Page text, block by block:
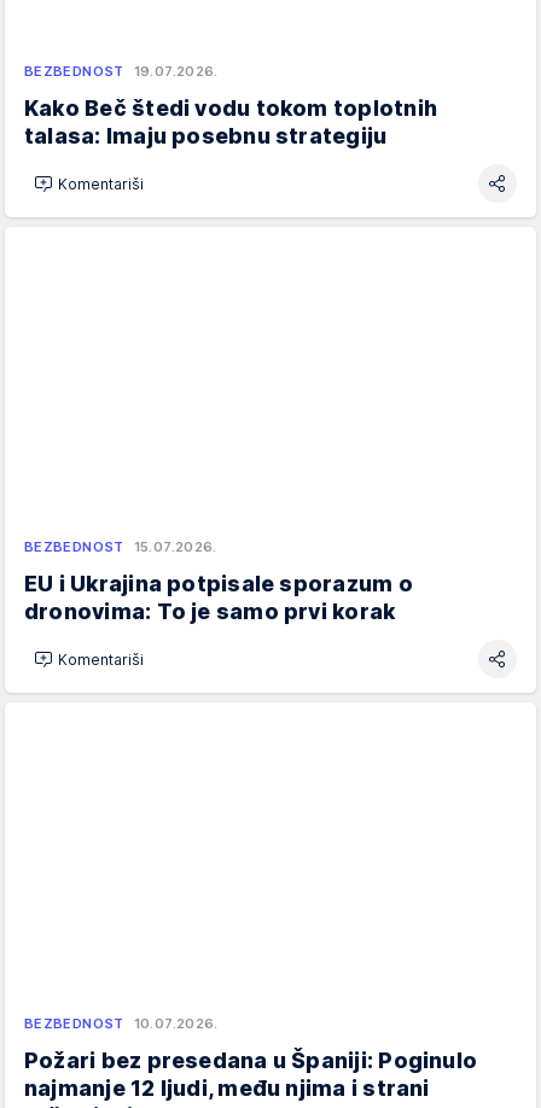
BEZBEDNOST 19.07.2026.
Kako Beč štedi vodu tokom toplotnih
talasa: Imaju posebnu strategiju
Komentariši
BEZBEDNOST 15.07.2026.
EU i Ukrajina potpisale sporazum o
dronovima: To je samo prvi korak
Komentariši
BEZBEDNOST 10.07.2026.
Požari bez presedana u Španiji: Poginulo
najmanje 12 ljudi, među njima i strani